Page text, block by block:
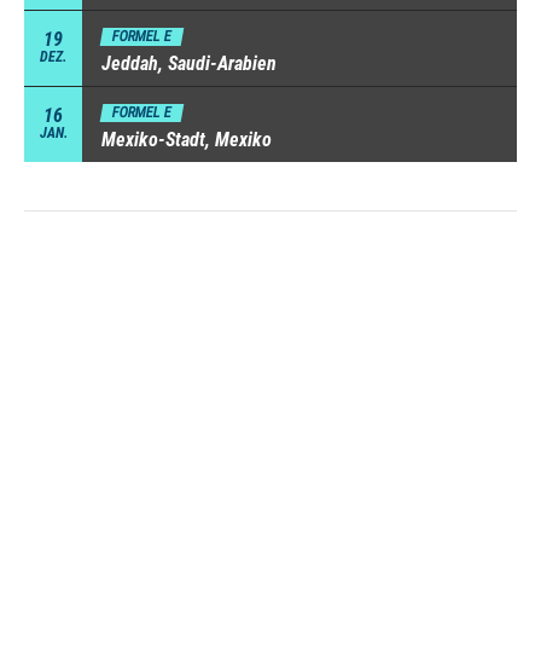
19
DEZ.
FORMEL E
Jeddah, Saudi-Arabien
16
JAN.
FORMEL E
Mexiko-Stadt, Mexiko